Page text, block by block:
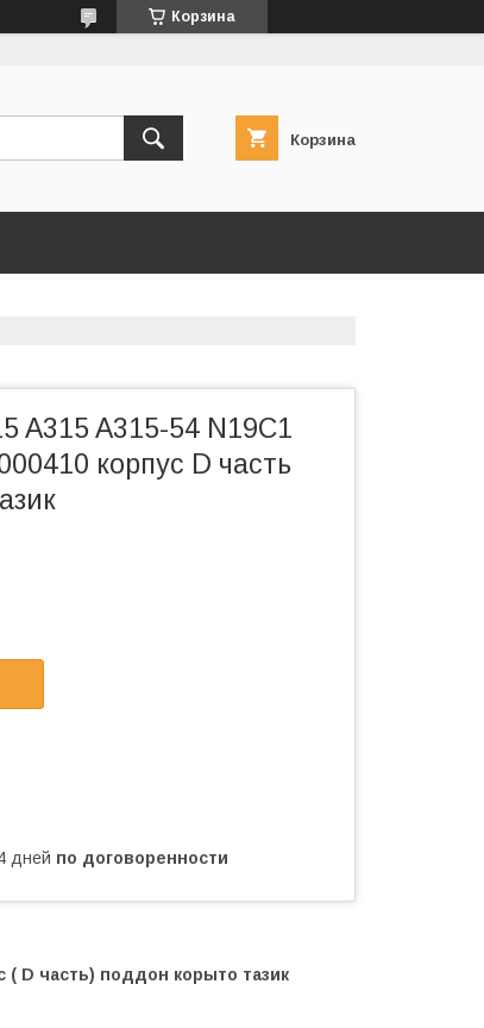
Корзина
Корзина
A315 A315-54 N19C1
корпус D часть
дней по договоренности
( D часть) поддон корыто тазик